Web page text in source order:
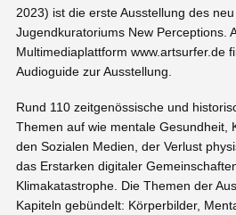
2023) ist die erste Ausstellung des
Jugendkuratoriums New Perceptions.
Multimediaplattform www.artsurfer.de
Audioguide zur Ausstellung.
Rund 110 zeitgenössische und
Themen auf wie mentale Gesundheit,
den Sozialen Medien, der Verlust
das Erstarken digitaler
Klimakatastrophe. Die Themen der
Kapiteln gebündelt: Körperbilder,